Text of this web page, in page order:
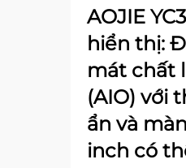
AOJIE
hiển thị:
mát chất
(AIO) với
ẩn và
inch có